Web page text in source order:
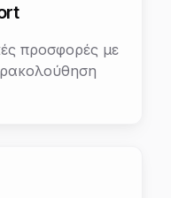
προσφορές με